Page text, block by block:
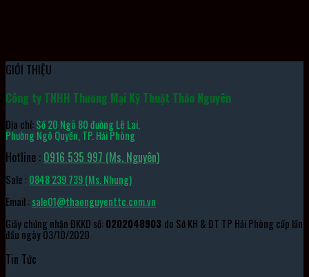
GIỚI THIỆU
Công ty TNHH Thương Mại Kỹ Thuật Thảo Nguyên
Địa chỉ:Số 20 Ngõ 80 đường Lê Lai,
Phường Ngô Quyền, TP. Hải Phòng
Hotline : 0916 535 997 (Ms. Nguyên)
Sale :0848 239 739 (Ms. Nhung)
Email :sale01@thaonguyenttc.com.vn
Giấy chứng nhận ĐKKD số:0202048903 do Sở KH & ĐT TP Hải Phòng cấp lần
đầu ngày 03/10/2020
Tin Tức